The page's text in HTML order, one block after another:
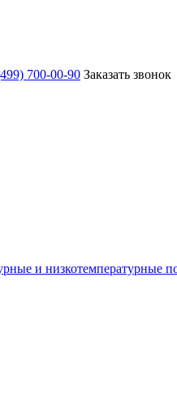
700-00-90 Заказать звонок
и низкотемпературные